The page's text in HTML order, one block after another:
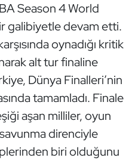
Season 4 World
galibiyetle devam etti.
oynadığı kritik
alt tur finaline
Dünya Finalleri’nin
tamamladı. Finale
aşan milliler, oyun
direnciyle
biri olduğunu